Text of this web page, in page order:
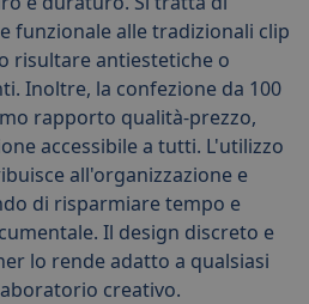
funzionale alle tradizionali clip
risultare antiestetiche o
Inoltre, la confezione da 100
rapporto qualità-prezzo,
accessibile a tutti. L'utilizzo
all'organizzazione e
di risparmiare tempo e
Il design discreto e
lo rende adatto a qualsiasi
creativo.